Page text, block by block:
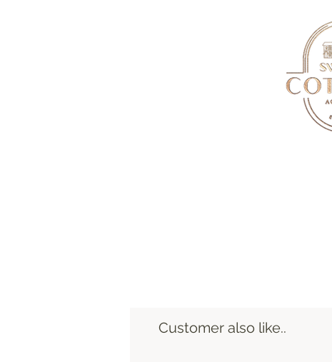
Customer also like..